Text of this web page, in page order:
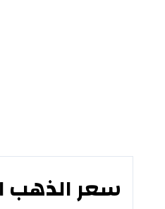
سعر الذهب